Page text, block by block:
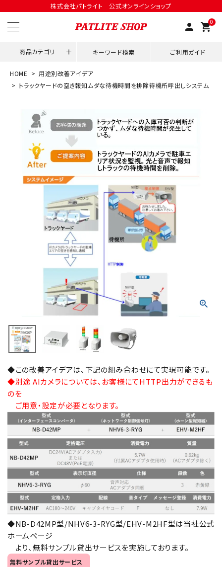
株式会社パトライト 公式オンラインショップ
person 0
shopping_cart
商品カテゴリ キーワード検索 ご利用ガイド
領収書発行はこちら
ACCOUNT MENU
ようこそ ゲスト 様
ログイン person 会員登録
用途別改善アイデア
ネットワーク対応
積層信号灯
回転灯
表示灯
光音一体型
LED照明
センサ機器
散光式警光灯
オプション
補修パーツ
製品選定の仕方
ガイドライン
パトライトカタログ
HOME
用途別改善アイデア
トラックヤードの空き報知ムダな待機時間を排除待機所呼出しシステム
◆この改善アイデアは、下記の組み合わせにて実現可能です。
◆別途 AIカメラについては、お客様にてHTTP出力ができるも
のを
ご用意・設定が必要となります。
◆NB-D42MP型/NHV6-3-RYG型/EHV-M2HF型は当社公式
ホームページ
より、無料サンプル貸出サービスを実施しております。
無料サンプル貸出サービス